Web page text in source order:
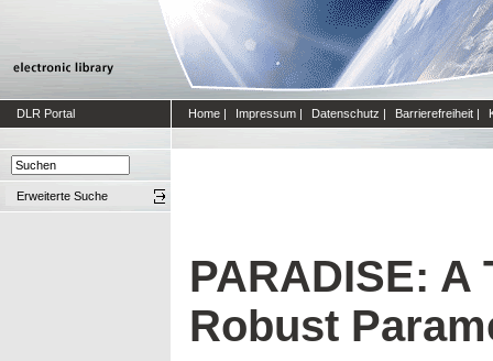
DLR Portal Home | Impressum | Datenschutz | Barrierefreiheit |
Erweiterte Suche
PARADISE: A
Robust